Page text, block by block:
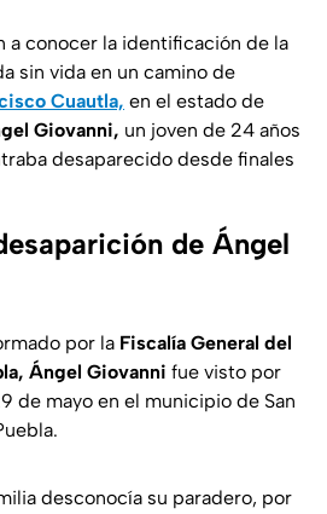
a conocer la identificación de la
sin vida en un camino de
Cuautla, en el estado de
Giovanni, un joven de 24 años
desaparecido desde finales
de Ángel
por la Fiscalía General del
Ángel Giovanni fue visto por
de mayo en el municipio de San
desconocía su paradero, por